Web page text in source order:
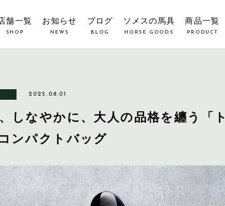
舗一覧
SHOP
お知らせ
NEWS
ブログ
BLOG
ソメスの馬具
HORSE GOODS
商品一覧
PRODUCT
2025.08.01
しなやかに、大人の品格を纏う「
ンパクトバッグ